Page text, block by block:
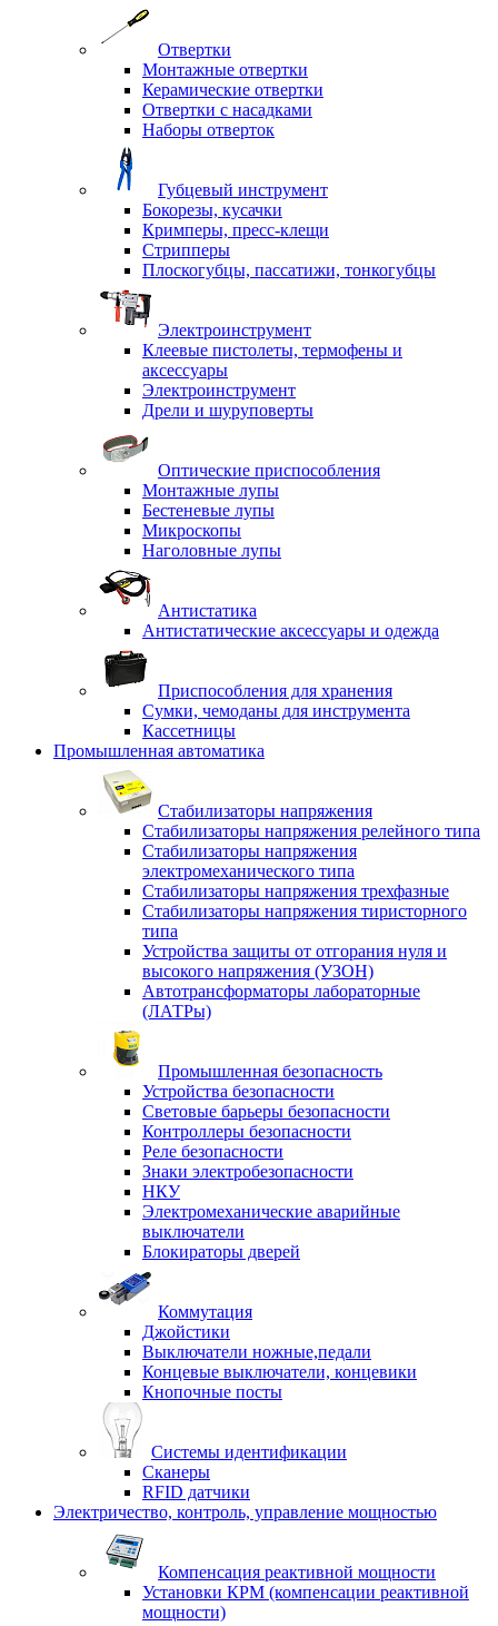
Отвертки
Монтажные отвертки
Керамические отвертки
Отвертки с насадками
Наборы отверток
Губцевый инструмент
Бокорезы, кусачки
Кримперы, пресс-клещи
Стрипперы
Плоскогубцы, пассатижи, тонкогубцы
Электроинструмент
Клеевые пистолеты, термофены и
аксессуары
Электроинструмент
Дрели и шуруповерты
Оптические приспособления
Монтажные лупы
Бестеневые лупы
Микроскопы
Наголовные лупы
Антистатика
Антистатические аксессуары и одежда
Приспособления для хранения
Сумки, чемоданы для инструмента
Кассетницы
Промышленная автоматика
Стабилизаторы напряжения
Стабилизаторы напряжения релейного типа
Стабилизаторы напряжения
электромеханического типа
Стабилизаторы напряжения трехфазные
Стабилизаторы напряжения тиристорного
типа
Устройства защиты от отгорания нуля и
высокого напряжения (УЗОН)
Автотрансформаторы лабораторные
(ЛАТРы)
Промышленная безопасность
Устройства безопасности
Световые барьеры безопасности
Контроллеры безопасности
Реле безопасности
Знаки электробезопасности
НКУ
Электромеханические аварийные
выключатели
Блокираторы дверей
Коммутация
Джойстики
Выключатели ножные,педали
Концевые выключатели, концевики
Кнопочные посты
Системы идентификации
Сканеры
RFID датчики
Электричество, контроль, управление мощностью
Компенсация реактивной мощности
Установки КРМ (компенсации реактивной
мощности)